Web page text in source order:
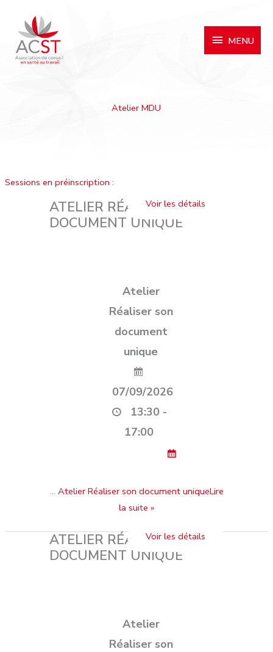
MENU
Atelier MDU
Sessions en préinscription :
ATELIER RÉALISER SON
DOCUMENT UNIQUE
Atelier
Réaliser son
document
unique
07/09/2026
13:30 -
17:00
… Atelier Réaliser son document uniqueLire
la suite »
ATELIER RÉALISER SON
DOCUMENT UNIQUE
Atelier
Réaliser son